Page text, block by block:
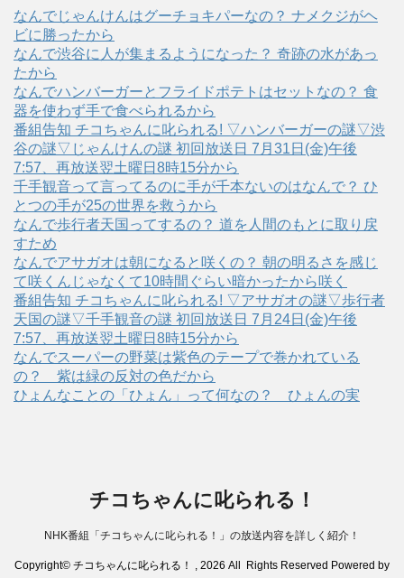
なんでじゃんけんはグーチョキパーなの？ ナメクジがヘ
ビに勝ったから
なんで渋谷に人が集まるようになった？ 奇跡の水があっ
たから
なんでハンバーガーとフライドポテトはセットなの？ 食
器を使わず手で食べられるから
番組告知 チコちゃんに叱られる! ▽ハンバーガーの謎▽渋
谷の謎▽じゃんけんの謎 初回放送日 7月31日(金)午後
7:57、再放送翌土曜日8時15分から
千手観音って言ってるのに手が千本ないのはなんで？ ひ
とつの手が25の世界を救うから
なんで歩行者天国ってするの？ 道を人間のもとに取り戻
すため
なんでアサガオは朝になると咲くの？ 朝の明るさを感じ
て咲くんじゃなくて10時間ぐらい暗かったから咲く
番組告知 チコちゃんに叱られる! ▽アサガオの謎▽歩行者
天国の謎▽千手観音の謎 初回放送日 7月24日(金)午後
7:57、再放送翌土曜日8時15分から
なんでスーパーの野菜は紫色のテープで巻かれている
の？ 紫は緑の反対の色だから
ひょんなことの「ひょん」って何なの？ ひょんの実
チコちゃんに叱られる！
NHK番組「チコちゃんに叱られる！」の放送内容を詳しく紹介！
Copyright© チコちゃんに叱られる！ , 2026 All Rights Reserved Powered by